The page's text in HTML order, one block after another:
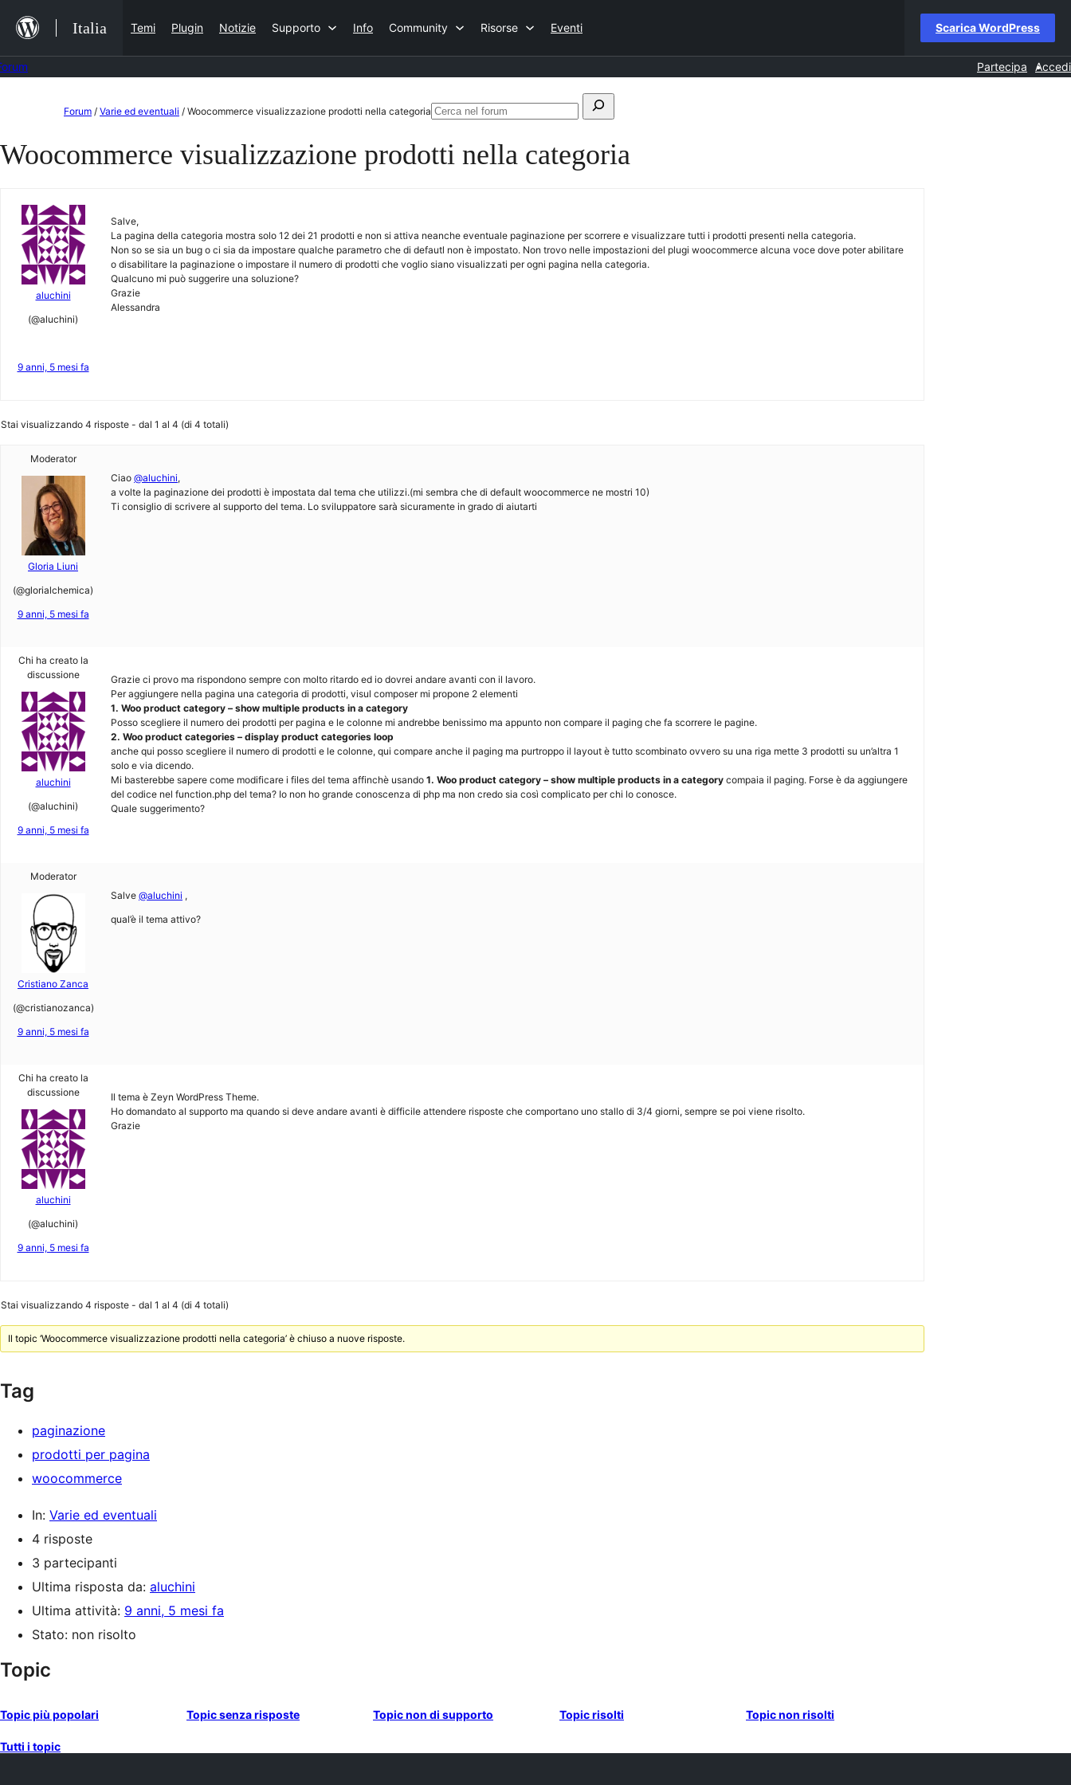
contenuto
Italia Temi Plugin Notizie Supporto Info Community Risorse Eventi Scarica WordPress
Partecipa Accedi
contenuto
Forum / Varie ed eventuali / Woocommerce visualizzazione prodotti nella categoriaCerca:
Cerca
forum
Woocommerce visualizzazione prodotti nella categoria
aluchini
(@aluchini)
9 anni, 5 mesi fa
Salve,
La pagina della categoria mostra solo 12 dei 21 prodotti e non si attiva neanche eventuale paginazione per scorrere e visualizzare tutti i prodotti presenti nella categoria.
Non so se sia un bug o ci sia da impostare qualche parametro che di defautl non è impostato. Non trovo nelle impostazioni del plugi woocommerce alcuna voce dove poter abilitare
o disabilitare la paginazione o impostare il numero di prodotti che voglio siano visualizzati per ogni pagina nella categoria.
Qualcuno mi può suggerire una soluzione?
Grazie
Alessandra
Stai visualizzando 4 risposte - dal 1 al 4 (di 4 totali)
Moderator
Gloria Liuni
(@glorialchemica)
9 anni, 5 mesi fa
Ciao @aluchini,
a volte la paginazione dei prodotti è impostata dal tema che utilizzi.(mi sembra che di default woocommerce ne mostri 10)
Ti consiglio di scrivere al supporto del tema. Lo sviluppatore sarà sicuramente in grado di aiutarti
Chi ha creato la
discussione
aluchini
(@aluchini)
9 anni, 5 mesi fa
Grazie ci provo ma rispondono sempre con molto ritardo ed io dovrei andare avanti con il lavoro.
Per aggiungere nella pagina una categoria di prodotti, visul composer mi propone 2 elementi
1. Woo product category – show multiple products in a category
Posso scegliere il numero dei prodotti per pagina e le colonne mi andrebbe benissimo ma appunto non compare il paging che fa scorrere le pagine.
2. Woo product categories – display product categories loop
anche qui posso scegliere il numero di prodotti e le colonne, qui compare anche il paging ma purtroppo il layout è tutto scombinato ovvero su una riga mette 3 prodotti su un’altra 1
solo e via dicendo.
Mi basterebbe sapere come modificare i files del tema affinchè usando 1. Woo product category – show multiple products in a category compaia il paging. Forse è da aggiungere
del codice nel function.php del tema? Io non ho grande conoscenza di php ma non credo sia così complicato per chi lo conosce.
Quale suggerimento?
Moderator
Cristiano Zanca
(@cristianozanca)
9 anni, 5 mesi fa
Salve @aluchini ,
qual’è il tema attivo?
Chi ha creato la
discussione
aluchini
(@aluchini)
9 anni, 5 mesi fa
Il tema è Zeyn WordPress Theme.
Ho domandato al supporto ma quando si deve andare avanti è difficile attendere risposte che comportano uno stallo di 3/4 giorni, sempre se poi viene risolto.
Grazie
Stai visualizzando 4 risposte - dal 1 al 4 (di 4 totali)
Il topic ‘Woocommerce visualizzazione prodotti nella categoria’ è chiuso a nuove risposte.
Tag
paginazione
prodotti per pagina
woocommerce
In: Varie ed eventuali
4 risposte
3 partecipanti
Ultima risposta da: aluchini
Ultima attività: 9 anni, 5 mesi fa
Stato: non risolto
Topic
Topic più popolari Topic senza risposte Topic non di supporto Topic risolti Topic non risolti
Tutti i topic